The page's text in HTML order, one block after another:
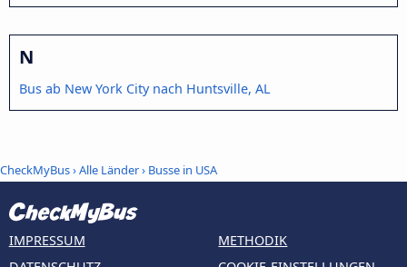
N
Bus ab New York City nach Huntsville, AL
CheckMyBus›Alle Länder› Busse in USA
IMPRESSUM
METHODIK